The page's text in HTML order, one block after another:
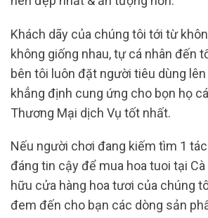
Khách dãy của chúng tôi tới từ
không giống nhau, tự cá nhân đến
bên tôi luôn đặt người tiêu dùng
khẳng định cung ứng cho bọn họ
Thương Mại dịch Vụ tốt nhất.
Nếu người chơi đang kiếm tìm 1
đáng tin cậy để mua hoa tuoi tại
hữu cửa hàng hoa tươi của chúng
đem đến cho bạn các dòng sản